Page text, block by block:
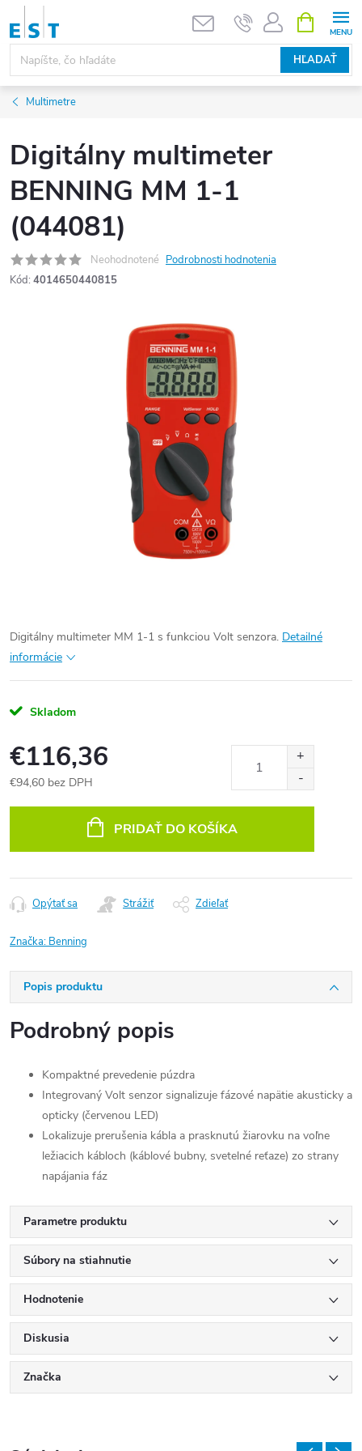
Prejsť
obsah
HĽADAŤ
KOŠÍK
Multimetre
Digitálny multimeter
BENNING MM 1-1
(044081)
Neohodnotené Podrobnosti hodnotenia
Kód: 4014650440815
Digitálny multimeter MM 1-1 s funkciou Volt senzora. Detailné
informácie
Skladom
€116,36
€94,60 bez DPH
PRIDAŤ DO KOŠÍKA
Opýtať sa Strážiť Zdieľať
Značka: Benning
Popis produktu
Podrobný popis
Kompaktné prevedenie púzdra
Integrovaný Volt senzor signalizuje fázové napätie akusticky a
opticky (červenou LED)
Lokalizuje prerušenia kábla a prasknutú žiarovku na voľne
ležiacich kábloch (káblové bubny, svetelné reťaze) zo strany
napájania fáz
Parametre produktu
Súbory na stiahnutie
Hodnotenie
Diskusia
Značka